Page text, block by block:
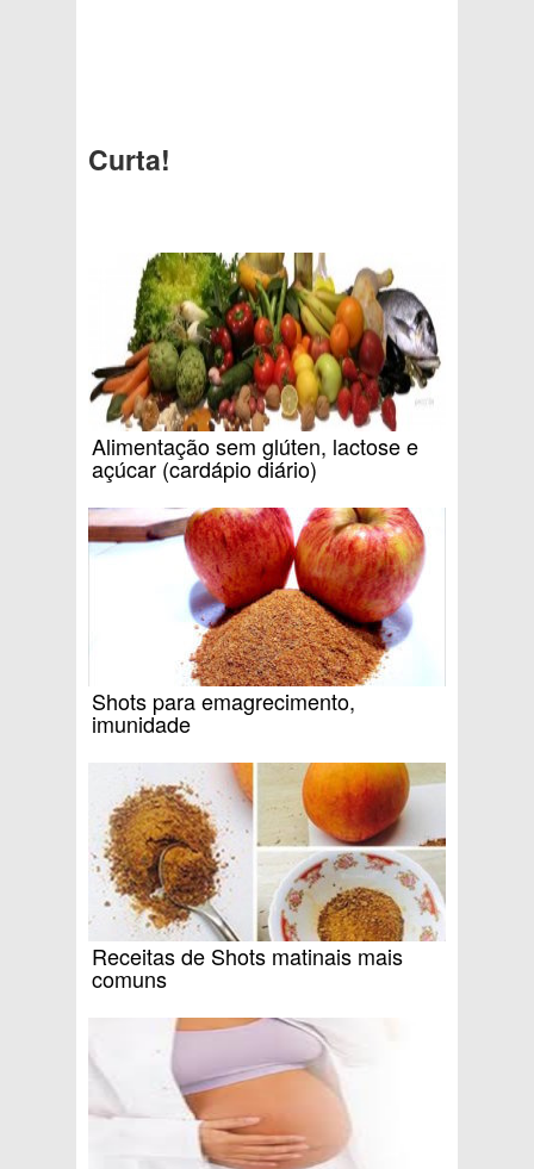
Curta!
Alimentação sem glúten, lactose e
açúcar (cardápio diário)
Shots para emagrecimento,
imunidade
Receitas de Shots matinais mais
comuns